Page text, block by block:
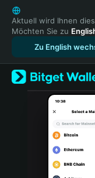
English
日本語
Tiếng Việt
Русский
Español
Türkçe
Italiano
Português (Portugal)
Bahasa Indonesia
Aktuell wird Ihnen
Möchten Sie zu
Zu English